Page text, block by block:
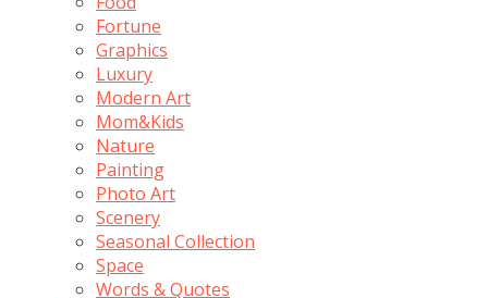
Fortune
Graphics
Luxury
Modern Art
Mom&Kids
Nature
Painting
Photo Art
Scenery
Seasonal Collection
Space
Words & Quotes